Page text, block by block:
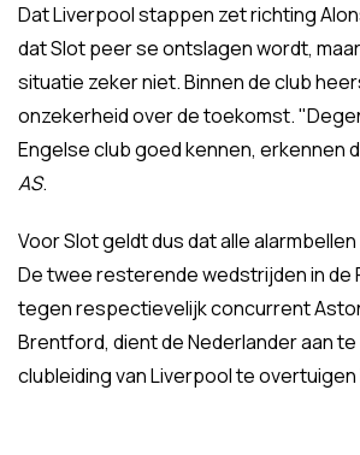
Dat Liverpool stappen zet richting
dat Slot peer se ontslagen wordt,
situatie zeker niet. Binnen de club
onzekerheid over de toekomst.
Engelse club goed kennen, erkennen
AS.
Voor Slot geldt dus dat alle
De twee resterende wedstrijden in de
tegen respectievelijk concurrent
Brentford, dient de Nederlander aan
clubleiding van Liverpool te